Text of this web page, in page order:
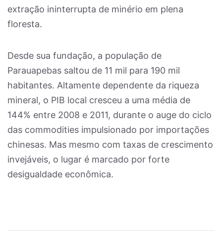
extração ininterrupta de minério em plena
floresta.
Desde sua fundação, a população de
Parauapebas saltou de 11 mil para 190 mil
habitantes. Altamente dependente da riqueza
mineral, o PIB local cresceu a uma média de
144% entre 2008 e 2011, durante o auge do ciclo
das commodities impulsionado por importações
chinesas. Mas mesmo com taxas de crescimento
invejáveis, o lugar é marcado por forte
desigualdade econômica.